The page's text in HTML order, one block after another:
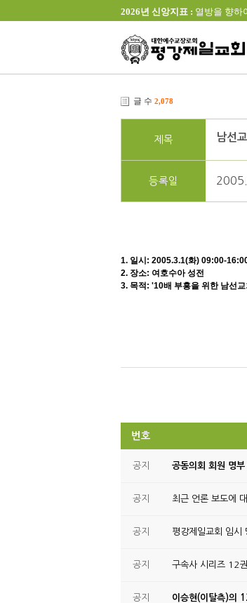
2026년 신앙지표 : 열방을 향하
글 수 2,078
제목 남선
등록일
1. 일시: 2005.3.1(화) 09:00-
2. 장소: 여호수아 성전
3. 목적: '10배 부흥을 위한 남선
번호
공지 공동의회 회원 명
공지 최근 언론 보도에
공지 평강제일교회 임시
공지 구속사 시리즈 12
공지 이승현(이탈측)의